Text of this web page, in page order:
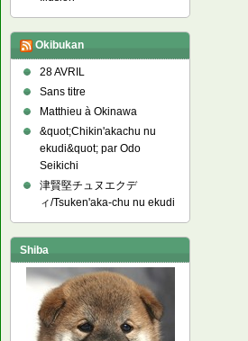
Okibukan
28 AVRIL
Sans titre
Matthieu à Okinawa
&quot;Chikin'akachu nu
ekudi&quot; par Odo
Seikichi
津賢堅チュヌエクデ
ィ/Tsuken'aka-chu nu ekudi
Shiba